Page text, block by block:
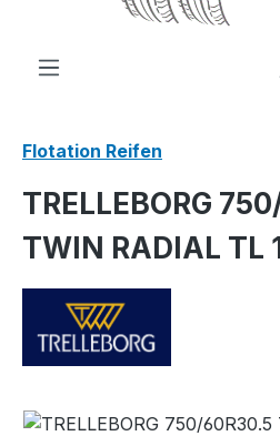
Flotation Reifen
TRELLEBORG
TWIN RADIAL TL
Bildergalerie überspringen